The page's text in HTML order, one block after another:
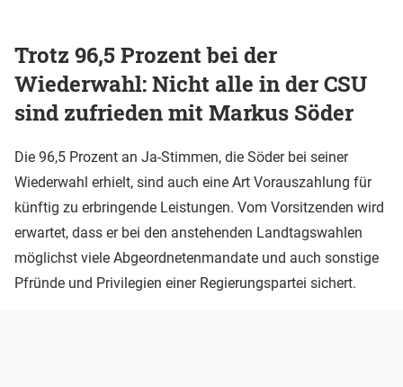
Trotz 96,5 Prozent bei der
Wiederwahl: Nicht alle in der CSU
sind zufrieden mit Markus Söder
Die 96,5 Prozent an Ja-Stimmen, die Söder bei seiner
Wiederwahl erhielt, sind auch eine Art Vorauszahlung für
künftig zu erbringende Leistungen. Vom Vorsitzenden wird
erwartet, dass er bei den anstehenden Landtagswahlen
möglichst viele Abgeordnetenmandate und auch sonstige
Pfründe und Privilegien einer Regierungspartei sichert.